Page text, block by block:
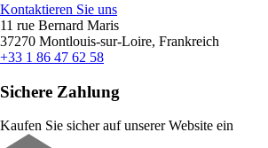
Kontaktieren Sie uns
11 rue Bernard Maris
37270 Montlouis-sur-Loire, Frankreich
+33 1 86 47 62 58
Sichere Zahlung
Kaufen Sie sicher auf unserer Website ein